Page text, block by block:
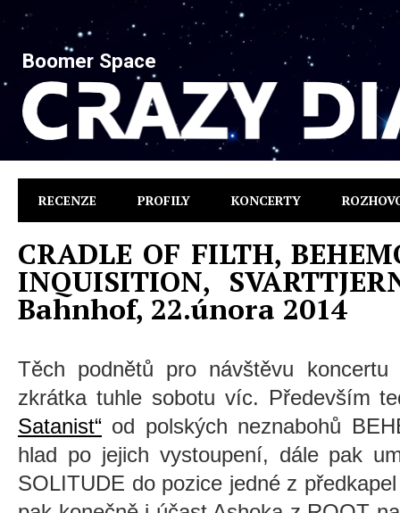
Boomer Space
RECENZE PROFILY KONCERTY
CRADLE OF FILTH,
INQUISITION,
Bahnhof, 22.února 2014
Těch podnětů pro návštěvu
zkrátka tuhle sobotu víc. Především
Satanist“ od polských neznabohů
hlad po jejich vystoupení, dále pak
SOLITUDE do pozice jedné z